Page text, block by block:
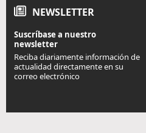
NEWSLETTER
Suscríbase a nuestro
newsletter
Reciba diariamente información de
actualidad directamente en su
correo electrónico